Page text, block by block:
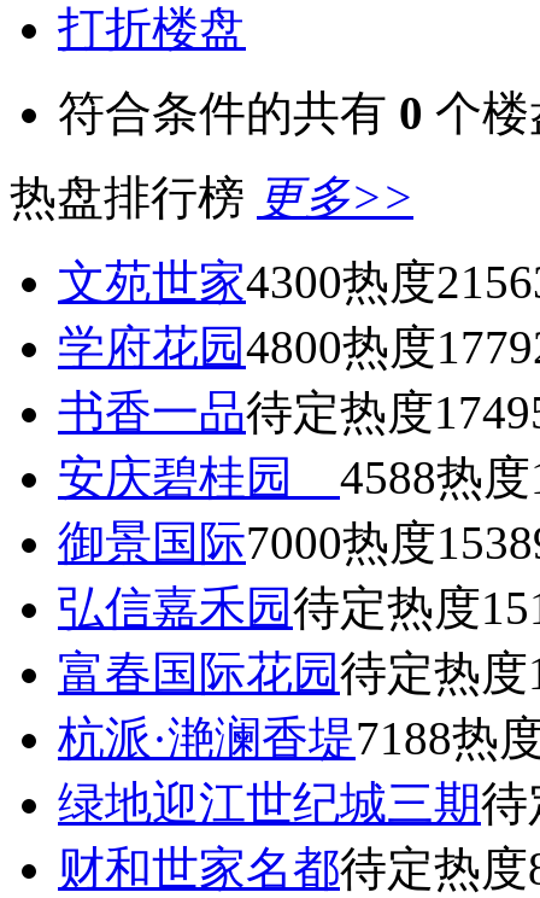
打折楼盘
符合条件的共有 0 个楼
热盘排行榜 更多>>
文苑世家4300热度
学府花园4800热度
书香一品待定热度
安庆碧桂园 4588热度
御景国际7000热度
弘信嘉禾园待定热度
富春国际花园待定热度
杭派·滟澜香堤7188热
绿地迎江世纪城三期待
财和世家名都待定热度